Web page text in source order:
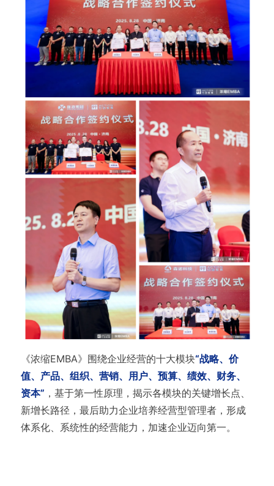
《浓缩EMBA》围绕企业经营的十大模块“战略、价
值、产品、组织、营销、用户、预算、绩效、财务、
资本” ，基于第一性原理，揭示各模块的关键增长点、
新增长路径，最后助力企业培养经营型管理者，形成
体系化、系统性的经营能力，加速企业迈向第一。